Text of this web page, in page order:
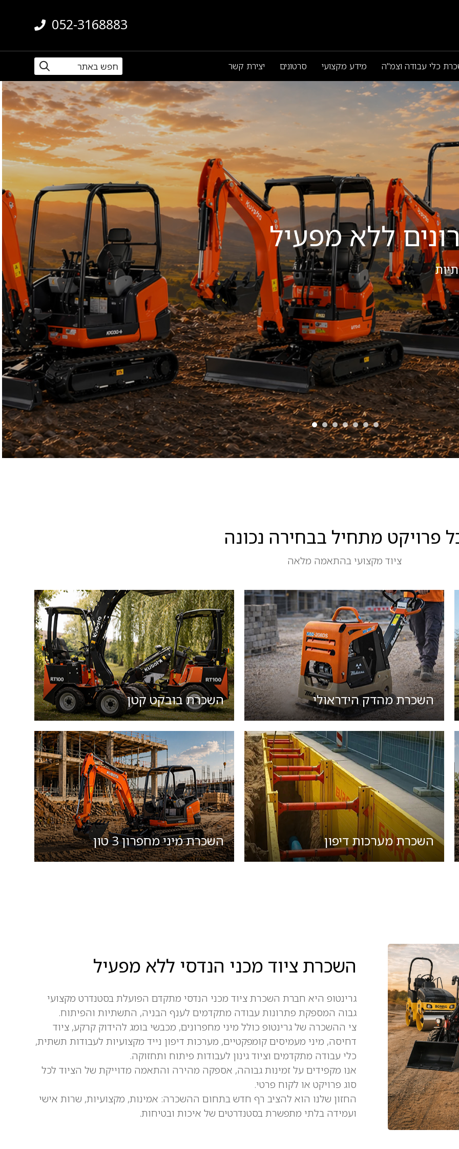
052-3168883
כלי עבודה וצמ"ה מידע מקצועי סרטונים יצירת קשר
פרויקט מתחיל בבחירה נכונה
ציוד מקצועי בהתאמה מלאה
השכרת מהדק הידראולי השכרת בובקט קטן
השכרת מערכות דיפון השכרת מיני מחפרון 3 טון
השכרת ציוד מכני הנדסי ללא מפעיל
גרינטופ היא חברת השכרת ציוד מכני הנדסי מתקדם הפועלת בסטנדרט מקצועי
גבוה המספקת פתרונות עבודה מתקדמים לענף הבניה, התשתיות והפיתוח.
צי ההשכרה של גרינטופ כולל מיני מחפרונים, מכבשי בומג להידוק קרקע, ציוד
דחיסה, מיני מעמיסים קומפקטיים, מערכות דיפון נייד מקצועיות לעבודות תשתית,
כלי עבודה מתקדמים וציוד גינון לעבודות פיתוח ותחזוקה.
אנו מקפידים על זמינות גבוהה, אספקה מהירה והתאמה מדוייקת של הציוד לכל
סוג פרויקט או לקוח פרטי.
החזון שלנו הוא להציב רף חדש בתחום ההשכרה: אמינות, מקצועיות, שרות אישי
ועמידה בלתי מתפשרת בסטנדרטים של איכות ובטיחות.